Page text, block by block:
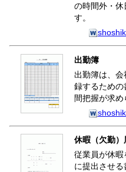
の時間外・
す。
出勤簿
出勤簿は、
録するため
間把握が求め
休暇（欠勤）
従業員が休
に提出させ